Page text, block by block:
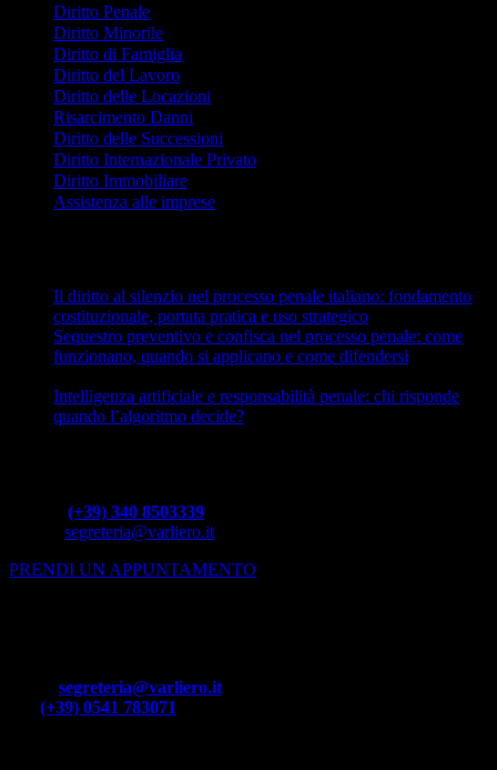
Diritto Penale
Diritto Minorile
Diritto di Famiglia
Diritto del Lavoro
Diritto delle Locazioni
Risarcimento Danni
Diritto delle Successioni
Diritto Internazionale Privato
Diritto Immobiliare
Assistenza alle imprese
Il diritto al silenzio nel processo penale italiano: fondamento
costituzionale, portata pratica e uso strategico
Sequestro preventivo e confisca nel processo penale: come
funzionano, quando si applicano e come difendersi
Intelligenza artificiale e responsabilità penale: chi risponde
quando l’algoritmo decide?
(+39) 340 8503339
segreteria@varliero.it
PRENDI UN APPUNTAMENTO
segreteria@varliero.it
(+39) 0541 783071